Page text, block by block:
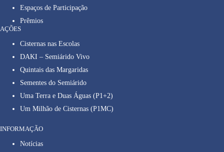
Espaços de Participação
Prêmios
AÇÕES
Cisternas nas Escolas
DAKI – Semiárido Vivo
Quintais das Margaridas
Sementes do Semiárido
Uma Terra e Duas Águas (P1+2)
Um Milhão de Cisternas (P1MC)
INFORMAÇÃO
Notícias